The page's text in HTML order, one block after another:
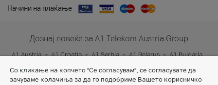
Начини на плаќање
Дознај повеќе за A1 Telekom Austria Group
A1 Austria A1 Croatia A1 Serbia A1 Belarus
A1 Bulgaria
A1 Slovenia
A1 Digital
Со кликање на копчето "Се согласувам", се согласувате да
зачуваме колачиња за да го подобриме Вашето корисничко